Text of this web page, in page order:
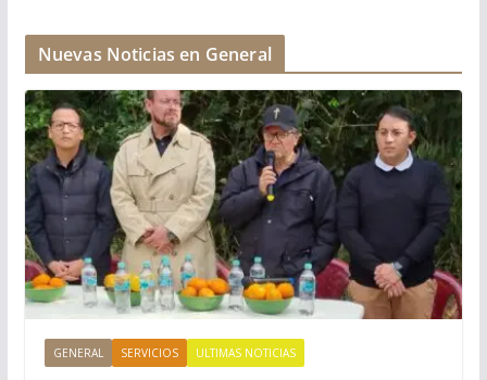
Nuevas Noticias en General
GENERAL SERVICIOS ULTIMAS NOTICIAS